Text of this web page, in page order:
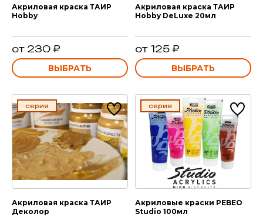
Акриловая краска ТАИР
Hobby
от 230 ₽
ВЫБРАТЬ
Акриловая краска ТАИР
Hobby DeLuxe 20мл
от 125 ₽
ВЫБРАТЬ
серия
Акриловая краска ТАИР
Деколор
серия
Акриловые краски PEBEO
Studio 100мл